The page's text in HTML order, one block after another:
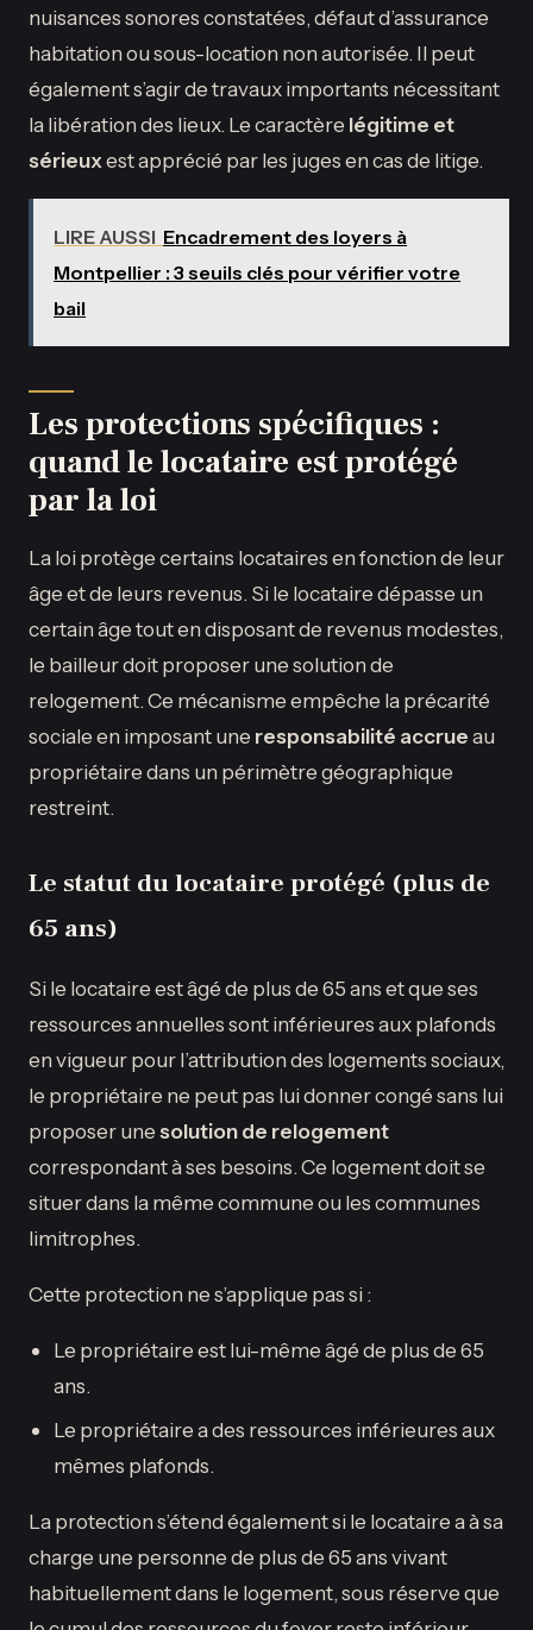
nuisances sonores constatées, défaut d’assurance
habitation ou sous-location non autorisée. Il peut
également s’agir de travaux importants nécessitant
la libération des lieux. Le caractère légitime et
sérieuxest apprécié par les juges en cas de litige.
LIRE AUSSI Encadrement des loyers à
Montpellier : 3 seuils clés pour vérifier votre
bail
Les protections spécifiques :
quand le locataire est protégé
par la loi
La loi protège certains locataires en fonction de leur
âge et de leurs revenus. Si le locataire dépasse un
certain âge tout en disposant de revenus modestes,
le bailleur doit proposer une solution de
relogement. Ce mécanisme empêche la précarité
sociale en imposant une responsabilité accrueau
propriétaire dans un périmètre géographique
restreint.
Le statut du locataire protégé (plus de
65 ans)
Si le locataire est âgé de plus de 65 ans et que ses
ressources annuelles sont inférieures aux plafonds
en vigueur pour l’attribution des logements sociaux,
le propriétaire ne peut pas lui donner congé sans lui
proposer unesolution de relogement
correspondant à ses besoins. Ce logement doit se
situer dans la même commune ou les communes
limitrophes.
Cette protection ne s’applique pas si :
Le propriétaire est lui-même âgé de plus de 65
ans.
Le propriétaire a des ressources inférieures aux
mêmes plafonds.
La protection s’étend également si le locataire a à sa
charge une personne de plus de 65 ans vivant
habituellement dans le logement, sous réserve que